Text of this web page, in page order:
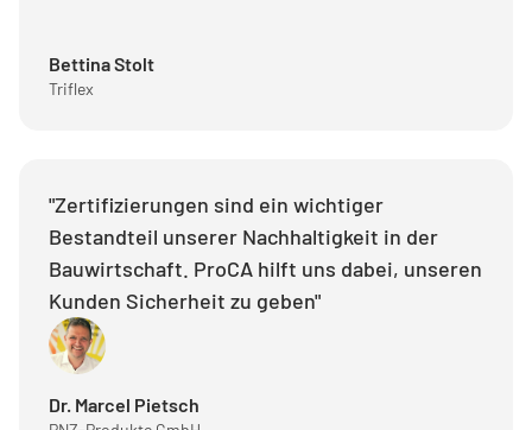
Bettina Stolt
Triflex
"Zertifizierungen sind ein wichtiger
Bestandteil unserer Nachhaltigkeit in der
Bauwirtschaft. ProCA hilft uns dabei, unseren
Kunden Sicherheit zu geben"
Dr. Marcel Pietsch